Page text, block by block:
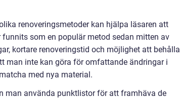
renoveringsmetoder kan hjälpa läsaren att
som en populär metod sedan mitten av
kortare renoveringstid och möjlighet att behålla
man inte kan göra för omfattande ändringar i
med nya material.
man använda punktlistor för att framhäva de